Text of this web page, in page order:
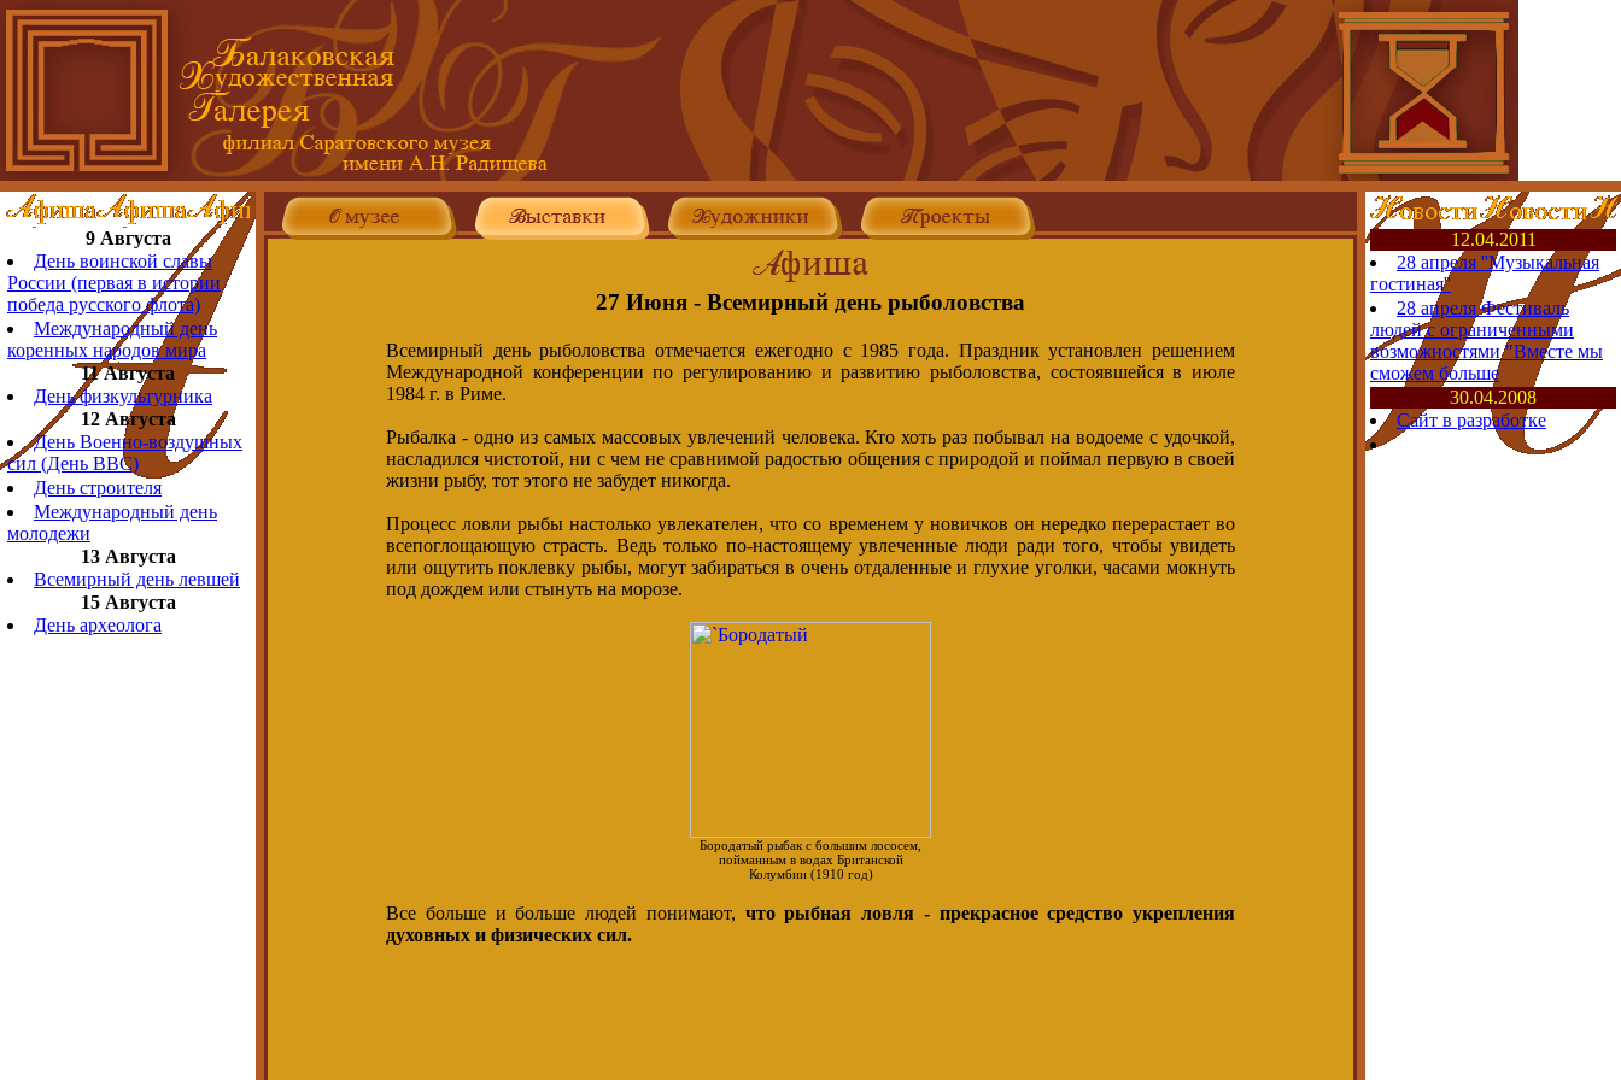
9 Августа
День воинской славы
России (первая в истории
победа русского флота)
Международный день
коренных народов мира
11 Августа
День физкультурника
12 Августа
День Военно-воздушных
сил (День ВВС)
День строителя
Международный день
молодежи
13 Августа
Всемирный день левшей
15 Августа
День археолога
27 Июня - Всемирный день рыболовства
Всемирный день рыболовства отмечается ежегодно с 1985 года. Праздник установлен решением
Международной конференции по регулированию и развитию рыболовства, состоявшейся в июле
1984 г. в Риме.
Рыбалка - одно из самых массовых увлечений человека. Кто хоть раз побывал на водоеме с удочкой,
насладился чистотой, ни с чем не сравнимой радостью общения с природой и поймал первую в своей
жизни рыбу, тот этого не забудет никогда.
Процесс ловли рыбы настолько увлекателен, что со временем у новичков он нередко перерастает во
всепоглощающую страсть. Ведь только по-настоящему увлеченные люди ради того, чтобы увидеть
или ощутить поклевку рыбы, могут забираться в очень отдаленные и глухие уголки, часами мокнуть
под дождем или стынуть на морозе.
Бородатый рыбак с большим лососем,
пойманным в водах Британской
Колумбии (1910 год)
Все больше и больше людей понимают, что рыбная ловля - прекрасное средство укрепления
духовных и физических сил.
12.04.2011
28 апреля ''Музыкальная
гостиная''
28 апреля Фестиваль
людей с ограниченными
возможностями "Вместе мы
сможем больше
30.04.2008
Сайт в разработке